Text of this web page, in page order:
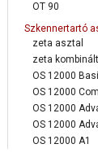
OT 90
Szkennertartó
zeta asztal
zeta
OS 12000
OS 12000
OS 12000
OS 12000
OS 12000 A1